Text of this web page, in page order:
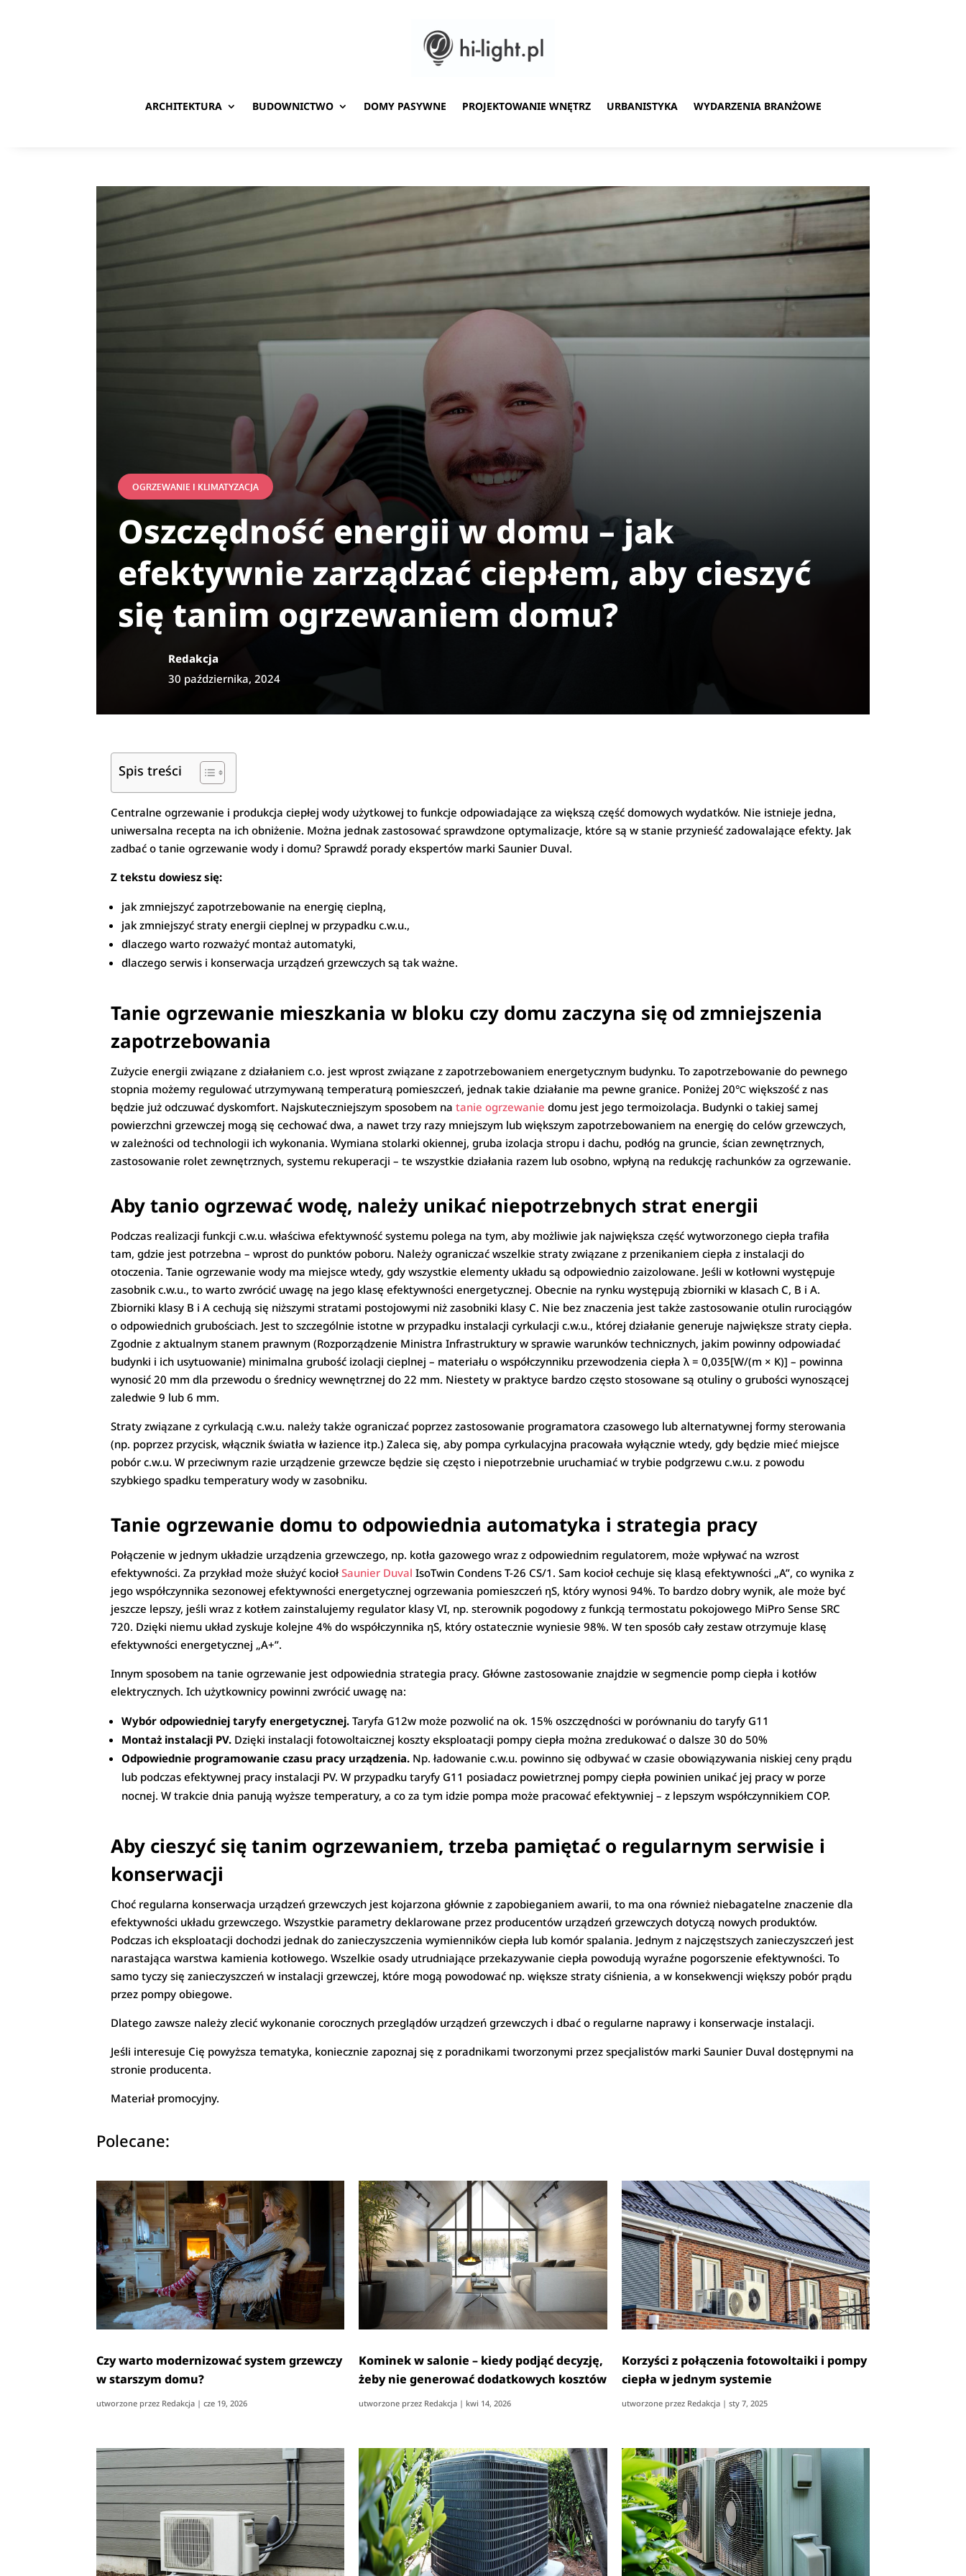
ARCHITEKTURA BUDOWNICTWO DOMY PASYWNE PROJEKTOWANIE WNĘTRZ URBANISTYKA WYDARZENIA BRANŻOWE
OGRZEWANIE I KLIMATYZACJA
Oszczędność energii w domu – jak
efektywnie zarządzać ciepłem, aby cieszyć
się tanim ogrzewaniem domu?
Redakcja
30 października, 2024
Spis treści
Centralne ogrzewanie i produkcja ciepłej wody użytkowej to funkcje odpowiadające za większą część domowych wydatków. Nie istnieje jedna,
uniwersalna recepta na ich obniżenie. Można jednak zastosować sprawdzone optymalizacje, które są w stanie przynieść zadowalające efekty. Jak
zadbać o tanie ogrzewanie wody i domu? Sprawdź porady ekspertów marki Saunier Duval.
Z tekstu dowiesz się:
jak zmniejszyć zapotrzebowanie na energię cieplną,
jak zmniejszyć straty energii cieplnej w przypadku c.w.u.,
dlaczego warto rozważyć montaż automatyki,
dlaczego serwis i konserwacja urządzeń grzewczych są tak ważne.
Tanie ogrzewanie mieszkania w bloku czy domu zaczyna się od zmniejszenia
zapotrzebowania
Zużycie energii związane z działaniem c.o. jest wprost związane z zapotrzebowaniem energetycznym budynku. To zapotrzebowanie do pewnego
stopnia możemy regulować utrzymywaną temperaturą pomieszczeń, jednak takie działanie ma pewne granice. Poniżej 20℃ większość z nas
będzie już odczuwać dyskomfort. Najskuteczniejszym sposobem natanie ogrzewanie domu jest jego termoizolacja. Budynki o takiej samej
powierzchni grzewczej mogą się cechować dwa, a nawet trzy razy mniejszym lub większym zapotrzebowaniem na energię do celów grzewczych,
w zależności od technologii ich wykonania. Wymiana stolarki okiennej, gruba izolacja stropu i dachu, podłóg na gruncie, ścian zewnętrznych,
zastosowanie rolet zewnętrznych, systemu rekuperacji – te wszystkie działania razem lub osobno, wpłyną na redukcję rachunków za ogrzewanie.
Aby tanio ogrzewać wodę, należy unikać niepotrzebnych strat energii
Podczas realizacji funkcji c.w.u. właściwa efektywność systemu polega na tym, aby możliwie jak największa część wytworzonego ciepła trafiła
tam, gdzie jest potrzebna – wprost do punktów poboru. Należy ograniczać wszelkie straty związane z przenikaniem ciepła z instalacji do
otoczenia. Tanie ogrzewanie wody ma miejsce wtedy, gdy wszystkie elementy układu są odpowiednio zaizolowane. Jeśli w kotłowni występuje
zasobnik c.w.u., to warto zwrócić uwagę na jego klasę efektywności energetycznej. Obecnie na rynku występują zbiorniki w klasach C, B i A.
Zbiorniki klasy B i A cechują się niższymi stratami postojowymi niż zasobniki klasy C. Nie bez znaczenia jest także zastosowanie otulin rurociągów
o odpowiednich grubościach. Jest to szczególnie istotne w przypadku instalacji cyrkulacji c.w.u., której działanie generuje największe straty ciepła.
Zgodnie z aktualnym stanem prawnym (Rozporządzenie Ministra Infrastruktury w sprawie warunków technicznych, jakim powinny odpowiadać
budynki i ich usytuowanie) minimalna grubość izolacji cieplnej – materiału o współczynniku przewodzenia ciepła λ = 0,035[W/(m × K)] – powinna
wynosić 20 mm dla przewodu o średnicy wewnętrznej do 22 mm. Niestety w praktyce bardzo często stosowane są otuliny o grubości wynoszącej
zaledwie 9 lub 6 mm.
Straty związane z cyrkulacją c.w.u. należy także ograniczać poprzez zastosowanie programatora czasowego lub alternatywnej formy sterowania
(np. poprzez przycisk, włącznik światła w łazience itp.) Zaleca się, aby pompa cyrkulacyjna pracowała wyłącznie wtedy, gdy będzie mieć miejsce
pobór c.w.u. W przeciwnym razie urządzenie grzewcze będzie się często i niepotrzebnie uruchamiać w trybie podgrzewu c.w.u. z powodu
szybkiego spadku temperatury wody w zasobniku.
Tanie ogrzewanie domu to odpowiednia automatyka i strategia pracy
Połączenie w jednym układzie urządzenia grzewczego, np. kotła gazowego wraz z odpowiednim regulatorem, może wpływać na wzrost
efektywności. Za przykład może służyć kociołSaunier Duval IsoTwin Condens T-26 CS/1. Sam kocioł cechuje się klasą efektywności „A”, co wynika z
jego współczynnika sezonowej efektywności energetycznej ogrzewania pomieszczeń ηS, który wynosi 94%. To bardzo dobry wynik, ale może być
jeszcze lepszy, jeśli wraz z kotłem zainstalujemy regulator klasy VI, np. sterownik pogodowy z funkcją termostatu pokojowego MiPro Sense SRC
720. Dzięki niemu układ zyskuje kolejne 4% do współczynnika ηS, który ostatecznie wyniesie 98%. W ten sposób cały zestaw otrzymuje klasę
efektywności energetycznej „A+”.
Innym sposobem na tanie ogrzewanie jest odpowiednia strategia pracy. Główne zastosowanie znajdzie w segmencie pomp ciepła i kotłów
elektrycznych. Ich użytkownicy powinni zwrócić uwagę na:
Wybór odpowiedniej taryfy energetycznej. Taryfa G12w może pozwolić na ok. 15% oszczędności w porównaniu do taryfy G11
Montaż instalacji PV. Dzięki instalacji fotowoltaicznej koszty eksploatacji pompy ciepła można zredukować o dalsze 30 do 50%
Odpowiednie programowanie czasu pracy urządzenia. Np. ładowanie c.w.u. powinno się odbywać w czasie obowiązywania niskiej ceny prądu
lub podczas efektywnej pracy instalacji PV. W przypadku taryfy G11 posiadacz powietrznej pompy ciepła powinien unikać jej pracy w porze
nocnej. W trakcie dnia panują wyższe temperatury, a co za tym idzie pompa może pracować efektywniej – z lepszym współczynnikiem COP.
Aby cieszyć się tanim ogrzewaniem, trzeba pamiętać o regularnym serwisie i
konserwacji
Choć regularna konserwacja urządzeń grzewczych jest kojarzona głównie z zapobieganiem awarii, to ma ona również niebagatelne znaczenie dla
efektywności układu grzewczego. Wszystkie parametry deklarowane przez producentów urządzeń grzewczych dotyczą nowych produktów.
Podczas ich eksploatacji dochodzi jednak do zanieczyszczenia wymienników ciepła lub komór spalania. Jednym z najczęstszych zanieczyszczeń jest
narastająca warstwa kamienia kotłowego. Wszelkie osady utrudniające przekazywanie ciepła powodują wyraźne pogorszenie efektywności. To
samo tyczy się zanieczyszczeń w instalacji grzewczej, które mogą powodować np. większe straty ciśnienia, a w konsekwencji większy pobór prądu
przez pompy obiegowe.
Dlatego zawsze należy zlecić wykonanie corocznych przeglądów urządzeń grzewczych i dbać o regularne naprawy i konserwacje instalacji.
Jeśli interesuje Cię powyższa tematyka, koniecznie zapoznaj się z poradnikami tworzonymi przez specjalistów marki Saunier Duval dostępnymi na
stronie producenta.
Materiał promocyjny.
Polecane:
Czy warto modernizować system grzewczy
w starszym domu?
utworzone przez Redakcja |cze 19, 2026
Kominek w salonie – kiedy podjąć decyzję,
żeby nie generować dodatkowych kosztów
utworzone przez Redakcja | kwi 14, 2026
Korzyści z połączenia fotowoltaiki i pompy
ciepła w jednym systemie
utworzone przez Redakcja| sty 7, 2025